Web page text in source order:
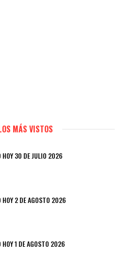
MÁS VISTOS
HOY 30 DE JULIO 2026
HOY 2 DE AGOSTO 2026
1 DE AGOSTO 2026